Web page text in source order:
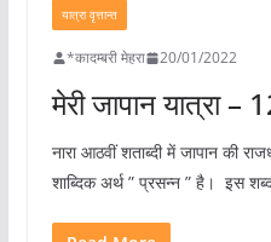
यात्रा वृत्तान्त
*कादम्बरी मेहरा 20/01/2022
मेरी जापान यात्रा –
नारा आठवीं शताब्दी में जापान की
शाब्दिक अर्थ ” प्रसन्न ” है। इस